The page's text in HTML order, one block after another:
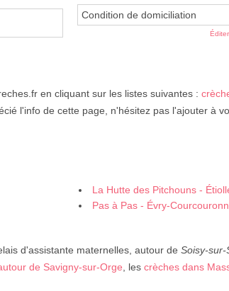
Condition de domiciliation
en cliquant sur les listes suivantes :
l'info de cette page, n'hésitez pas l'ajouter à
La Hutte des Pitchouns -
Pas à Pas - Évry-
d'assistante maternelles, autour de Soisy-sur-
de Savigny-sur-Orge, les crèches dans